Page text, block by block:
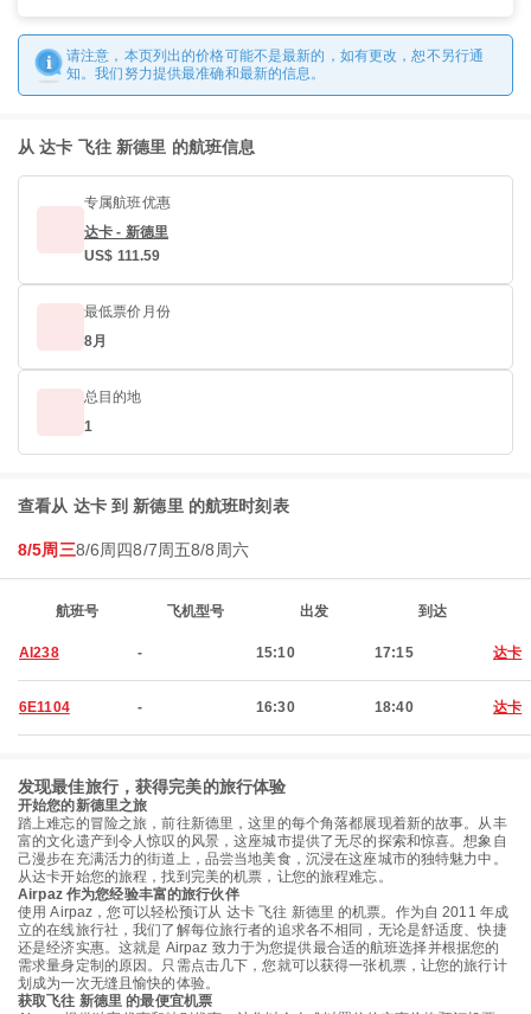
请注意，本页列出的价格可能不是最新的，如有更改，恕不另行通
知。我们努力提供最准确和最新的信息。
从 达卡 飞往 新德里 的航班信息
专属航班优惠
达卡 - 新德里
US$ 111.59
最低票价月份
8月
总目的地
1
查看从 达卡 到 新德里 的航班时刻表
8/5周三8/6周四8/7周五8/8周六
航班号 飞机型号 出发 到达
AI238 - 15:10 17:15 达卡
6E1104 - 16:30 18:40 达卡
发现最佳旅行，获得完美的旅行体验
开始您的新德里之旅
踏上难忘的冒险之旅，前往新德里，这里的每个角落都展现着新的故事。从丰
富的文化遗产到令人惊叹的风景，这座城市提供了无尽的探索和惊喜。想象自
己漫步在充满活力的街道上，品尝当地美食，沉浸在这座城市的独特魅力中。
从达卡开始您的旅程，找到完美的机票，让您的旅程难忘。
Airpaz 作为您经验丰富的旅行伙伴
使用 Airpaz，您可以轻松预订从 达卡 飞往 新德里 的机票。作为自 2011 年成
立的在线旅行社，我们了解每位旅行者的追求各不相同，无论是舒适度、快捷
还是经济实惠。这就是 Airpaz 致力于为您提供最合适的航班选择并根据您的
需求量身定制的原因。只需点击几下，您就可以获得一张机票，让您的旅行计
划成为一次无缝且愉快的体验。
获取飞往 新德里 的最便宜机票